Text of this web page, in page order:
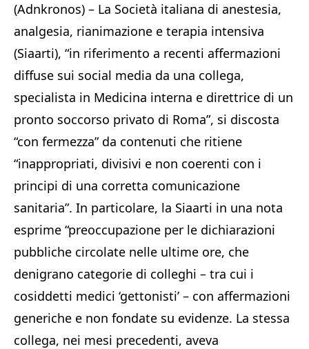
(Adnkronos) – La Società italiana di anestesia,
analgesia, rianimazione e terapia intensiva
(Siaarti), “in riferimento a recenti affermazioni
diffuse sui social media da una collega,
specialista in Medicina interna e direttrice di un
pronto soccorso privato di Roma”, si discosta
“con fermezza” da contenuti che ritiene
“inappropriati, divisivi e non coerenti con i
principi di una corretta comunicazione
sanitaria”. In particolare, la Siaarti in una nota
esprime “preoccupazione per le dichiarazioni
pubbliche circolate nelle ultime ore, che
denigrano categorie di colleghi – tra cui i
cosiddetti medici ‘gettonisti’ – con affermazioni
generiche e non fondate su evidenze. La stessa
collega, nei mesi precedenti, aveva